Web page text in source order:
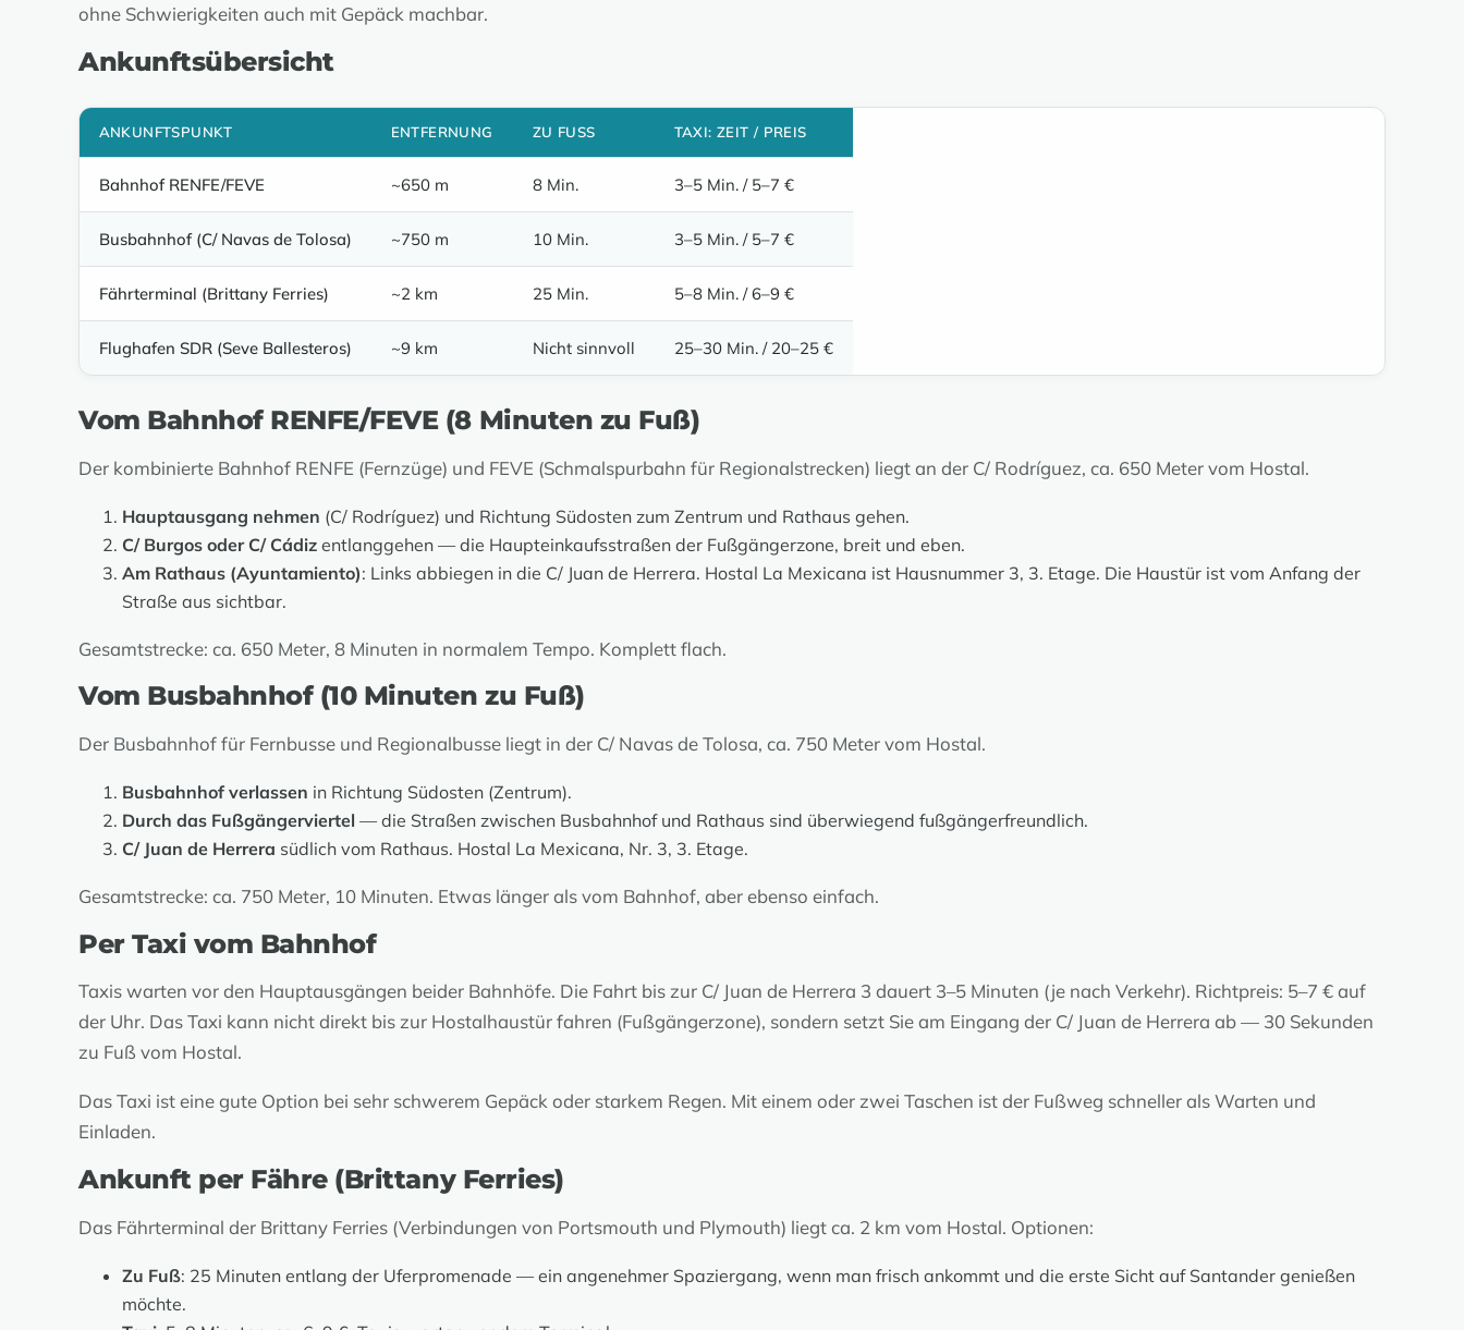
ohne Schwierigkeiten auch mit Gepäck machbar.
Ankunftsübersicht
ANKUNFTSPUNKT ENTFERNUNG ZU FUSS TAXI: ZEIT / PREIS
Bahnhof RENFE/FEVE ~650 m 8 Min. 3–5 Min. / 5–7 €
Busbahnhof (C/ Navas de Tolosa) ~750 m 10 Min. 3–5 Min. / 5–7 €
Fährterminal (Brittany Ferries) ~2 km 25 Min. 5–8 Min. / 6–9 €
Flughafen SDR (Seve Ballesteros) ~9 km Nicht sinnvoll 25–30 Min. / 20–25 €
Vom Bahnhof RENFE/FEVE (8 Minuten zu Fuß)
Der kombinierte Bahnhof RENFE (Fernzüge) und FEVE (Schmalspurbahn für Regionalstrecken) liegt an der C/ Rodríguez, ca. 650 Meter vom Hostal.
Hauptausgang nehmen (C/ Rodríguez) und Richtung Südosten zum Zentrum und Rathaus gehen.
C/ Burgos oder C/ Cádiz entlanggehen — die Haupteinkaufsstraßen der Fußgängerzone, breit und eben.
Am Rathaus (Ayuntamiento): Links abbiegen in die C/ Juan de Herrera. Hostal La Mexicana ist Hausnummer 3, 3. Etage. Die Haustür ist vom Anfang der
Straße aus sichtbar.
Gesamtstrecke: ca. 650 Meter, 8 Minuten in normalem Tempo. Komplett flach.
Vom Busbahnhof (10 Minuten zu Fuß)
Der Busbahnhof für Fernbusse und Regionalbusse liegt in der C/ Navas de Tolosa, ca. 750 Meter vom Hostal.
Busbahnhof verlassen in Richtung Südosten (Zentrum).
Durch das Fußgängerviertel — die Straßen zwischen Busbahnhof und Rathaus sind überwiegend fußgängerfreundlich.
C/ Juan de Herrera südlich vom Rathaus. Hostal La Mexicana, Nr. 3, 3. Etage.
Gesamtstrecke: ca. 750 Meter, 10 Minuten. Etwas länger als vom Bahnhof, aber ebenso einfach.
Per Taxi vom Bahnhof
Taxis warten vor den Hauptausgängen beider Bahnhöfe. Die Fahrt bis zur C/ Juan de Herrera 3 dauert 3–5 Minuten (je nach Verkehr). Richtpreis: 5–7 € auf
der Uhr. Das Taxi kann nicht direkt bis zur Hostalhaustür fahren (Fußgängerzone), sondern setzt Sie am Eingang der C/ Juan de Herrera ab — 30 Sekunden
zu Fuß vom Hostal.
Das Taxi ist eine gute Option bei sehr schwerem Gepäck oder starkem Regen. Mit einem oder zwei Taschen ist der Fußweg schneller als Warten und
Einladen.
Ankunft per Fähre (Brittany Ferries)
Das Fährterminal der Brittany Ferries (Verbindungen von Portsmouth und Plymouth) liegt ca. 2 km vom Hostal. Optionen:
Zu Fuß: 25 Minuten entlang der Uferpromenade — ein angenehmer Spaziergang, wenn man frisch ankommt und die erste Sicht auf Santander genießen
möchte.